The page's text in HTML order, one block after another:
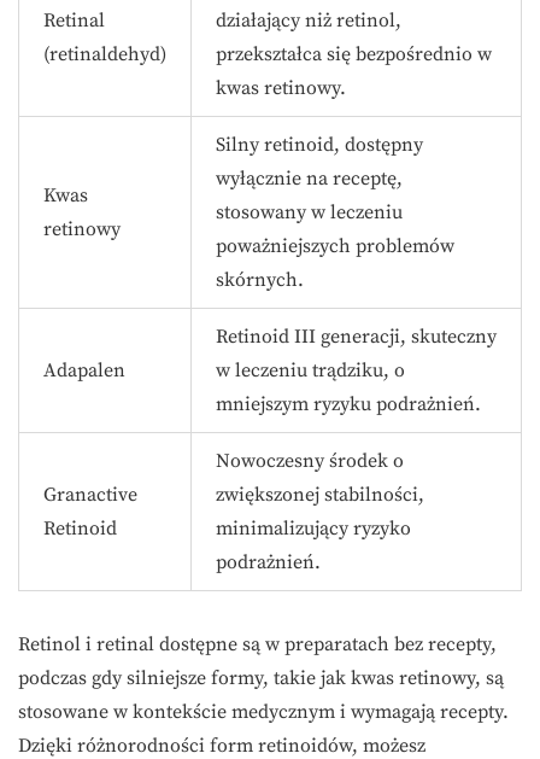
Retinal
(retinaldehyd)
działający niż retinol,
przekształca się bezpośrednio w
kwas retinowy.
Kwas
retinowy
Silny retinoid, dostępny
wyłącznie na receptę,
stosowany w leczeniu
poważniejszych problemów
skórnych.
Adapalen
Retinoid III generacji, skuteczny
w leczeniu trądziku, o
mniejszym ryzyku podrażnień.
Granactive
Retinoid
Nowoczesny środek o
zwiększonej stabilności,
minimalizujący ryzyko
podrażnień.
Retinol i retinal dostępne są w preparatach bez recepty,
podczas gdy silniejsze formy, takie jak kwas retinowy, są
stosowane w kontekście medycznym i wymagają recepty.
Dzięki różnorodności form retinoidów, możesz